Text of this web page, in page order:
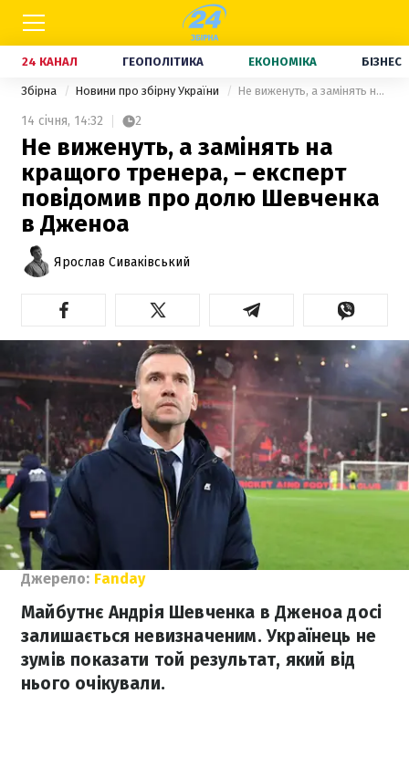
24 КАНАЛ ГЕОПОЛІТИКА ЕКОНОМІКА БІЗНЕС
Збірна Новини про збірну України Не виженуть, а замінять на кращого тренера, – експерт повідомив про долю Шевченка в Дженоа
14 січня, 14:32 2
Не виженуть, а замінять на
кращого тренера, – експерт
повідомив про долю Шевченка
в Дженоа
Ярослав Сиваківський
Джерело: Fanday
Майбутнє Андрія Шевченка в Дженоа досі
залишається невизначеним. Українець не
зумів показати той результат, який від
нього очікували.